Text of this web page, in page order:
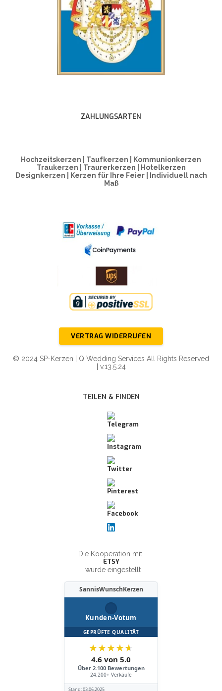
ZAHLUNGSARTEN
Hochzeitskerzen | Taufkerzen | Kommunionkerzen
Traukerzen | Traurerkerzen | Hotelkerzen
Designkerzen | Kerzen für Ihre Feier | Individuell nach
Maß
VERTRAG WIDERRUFEN
© 2024 SP-Kerzen | Q Wedding Services All Rights Reserved
| v.13.5.24
TEILEN & FINDEN
Die Kooperation mit
ETSY
wurde eingestellt
SannisWunschKerzen
Kunden-Votum
GEPRÜFTE QUALITÄT
★★★★★
4.6 von 5.0
Über 2.100 Bewertungen
24.200+ Verkäufe
Stand:03.06.2025